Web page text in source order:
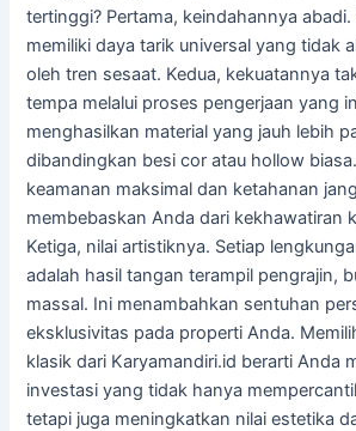
tertinggi? Pertama, keindahannya abadi.
memiliki daya tarik universal yang tidak
oleh tren sesaat. Kedua, kekuatannya
tempa melalui proses pengerjaan yang
menghasilkan material yang jauh lebih
dibandingkan besi cor atau hollow
keamanan maksimal dan ketahanan
membebaskan Anda dari kekhawatiran
Ketiga, nilai artistiknya. Setiap
adalah hasil tangan terampil pengrajin,
massal. Ini menambahkan sentuhan
eksklusivitas pada properti Anda.
klasik dari Karyamandiri.id berarti Anda
investasi yang tidak hanya
tetapi juga meningkatkan nilai estetika